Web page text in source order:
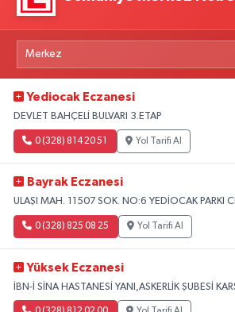
Yediocak Eczanesi
DEVLET BAHÇELİ BULVARI 3.ETAP
0 (328) 814 20 51 Yol Tarifi Al
Bayrak Eczanesi
ULAŞI MAH. 11507 SOK. NO:6 YEDİOCAK PARKI
0 (328) 825 08 25 Yol Tarifi Al
Yüksek Eczanesi
İBN-İ SİNA HASTANESİ YANI,ASKERLİK ŞUBESİ